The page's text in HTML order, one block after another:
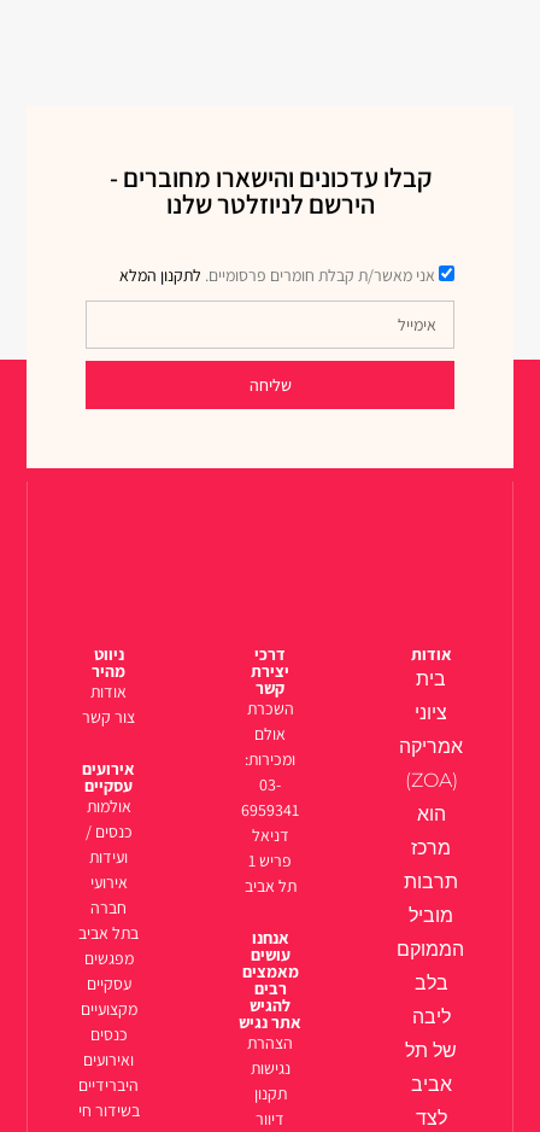
קבלו עדכונים והישארו מחוברים -
הירשם לניוזלטר שלנו
אני מאשר/ת קבלת חומרים פרסומיים. לתקנון המלא
שליחה
אודות
בית
ציוני
אמריקה
(ZOA)
הוא
מרכז
תרבות
מוביל
הממוקם
בלב
ליבה
של תל
אביב
לצד
דרכי
יצירת
קשר
השכרת
אולם
ומכירות:
03-
6959341
דניאל
פריש 1
תל אביב
אנחנו
עושים
מאמצים
רבים
להגיש
אתר נגיש
הצהרת
נגישות
תקנון
דיוור
ניווט
מהיר
אודות
צור קשר
אירועים
עסקיים
אולמות
כנסים /
ועידות
אירועי
חברה
בתל אביב
מפגשים
עסקיים
מקצועיים
כנסים
ואירועים
היברידיים
בשידור חי